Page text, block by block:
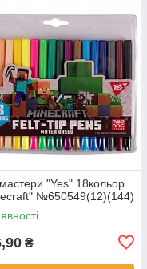
"Yes" 18кольор.
№650549(12)(144)
₴